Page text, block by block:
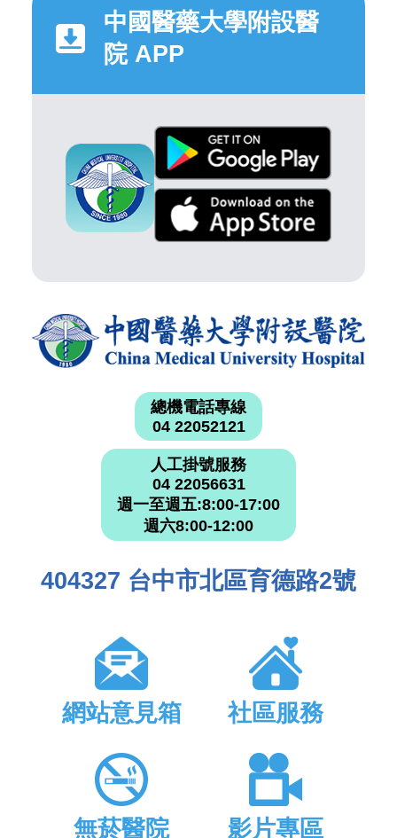
中國醫藥大學附設醫
院 APP
總機電話專線
04 22052121
人工掛號服務
04 22056631
週一至週五:8:00-17:00
週六8:00-12:00
404327 台中市北區育德路2號
網站意見箱 社區服務
無菸醫院 影片專區